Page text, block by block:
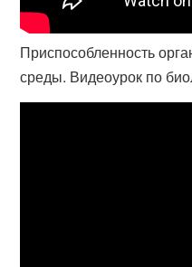
Приспособленность
среды. Видеоурок по